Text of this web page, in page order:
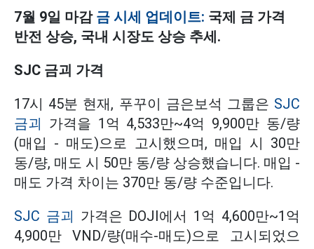
7월 9일 마감 금 시세 업데이트: 국제 금 가격
반전 상승, 국내 시장도 상승 추세.
SJC 금괴 가격
17시 45분 현재, 푸꾸이 금은보석 그룹은 SJC
금괴 가격을 1억 4,533만~4억 9,900만 동/량
(매입 - 매도)으로 고시했으며, 매입 시 30만
동/량, 매도 시 50만 동/량 상승했습니다. 매입 -
매도 가격 차이는 370만 동/량 수준입니다.
SJC 금괴 가격은 DOJI에서 1억 4,600만~1억
4,900만 VND/량(매수-매도)으로 고시되었으